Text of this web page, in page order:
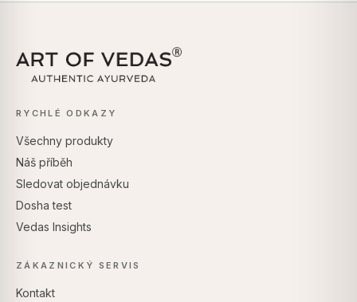
RYCHLÉ ODKAZY
Všechny produkty
Náš příběh
Sledovat objednávku
Dosha test
Vedas Insights
ZÁKAZNICKÝ SERVIS
Kontakt